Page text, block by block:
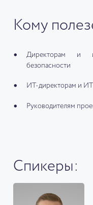
Кому
Директорам и
безопасности
ИТ-директорам и
Руководителям
Спикеры: